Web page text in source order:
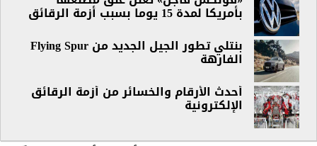
بأمريكا لمدة 15 يوما بسبب أزمة الرقائق
بنتلي تطور الجيل الجديد من Flying Spur
الفارهة
أحدث الأرقام والخسائر من أزمة الرقائق
الإلكترونية